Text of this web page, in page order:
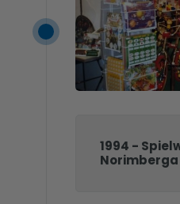
1994 -
Norimberga